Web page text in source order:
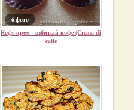
6 фото
Кофе-крем - взбитый кофе (Crema di
caffe